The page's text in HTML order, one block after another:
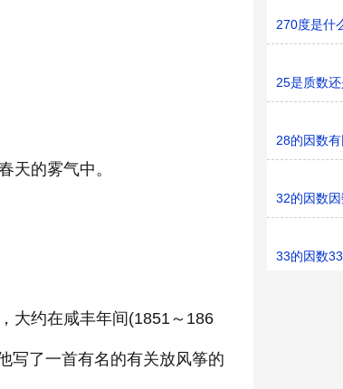
天的雾气中。
大约在咸丰年间(1851～186
写了一首有名的有关放风筝的
270度是什
25是质数
28的因数
32的因数
33的因数